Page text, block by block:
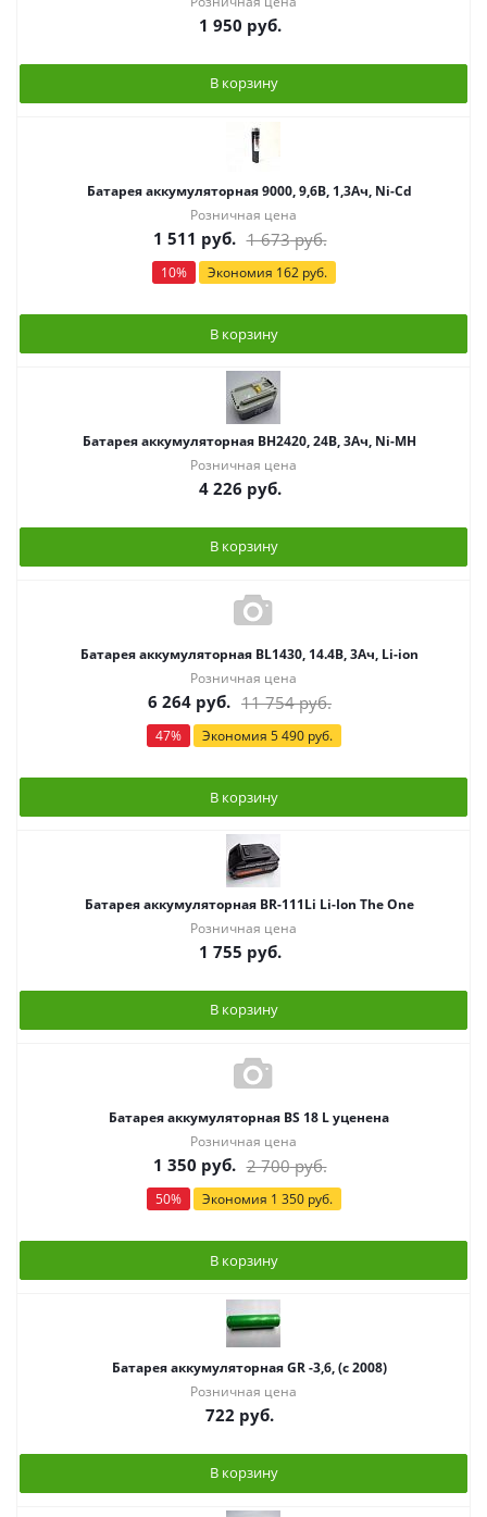
1 950 руб.
В корзину
Батарея аккумуляторная 9000, 9,6В, 1,3Ач, Ni-Cd
Розничная цена
1 511 руб. 1 673руб.
10% Экономия 162руб.
В корзину
Батарея аккумуляторная BH2420, 24В, 3Ач, Ni-MH
Розничная цена
4 226 руб.
В корзину
Батарея аккумуляторная BL1430, 14.4В, 3Ач, Li-ion
Розничная цена
6 264 руб. 11 754руб.
47% Экономия 5 490руб.
В корзину
Батарея аккумуляторная BR-111Li Li-Ion The One
Розничная цена
1 755 руб.
В корзину
Батарея аккумуляторная BS 18 L уценена
Розничная цена
1 350 руб. 2 700руб.
50% Экономия 1 350руб.
В корзину
Батарея аккумуляторная GR -3,6, (с 2008)
Розничная цена
722 руб.
В корзину